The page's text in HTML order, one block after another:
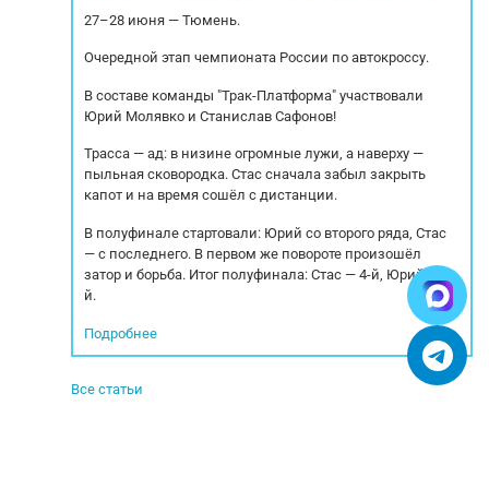
27–28 июня — Тюмень.
Очередной этап чемпионата России по автокроссу.
В составе команды "Трак-Платформа" участвовали
Юрий Молявко и Станислав Сафонов!
Трасса — ад: в низине огромные лужи, а наверху —
пыльная сковородка. Стас сначала забыл закрыть
капот и на время сошёл с дистанции.
В полуфинале стартовали: Юрий со второго ряда, Стас
— с последнего. В первом же повороте произошёл
затор и борьба. Итог полуфинала: Стас — 4-й, Юрий — 5-
й.
Подробнее
Все статьи